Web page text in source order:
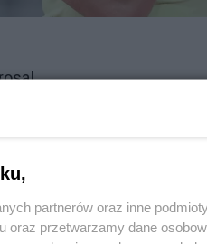
o-bajce-sezonu-
partnerów oraz inne
oraz przetwarzamy dane